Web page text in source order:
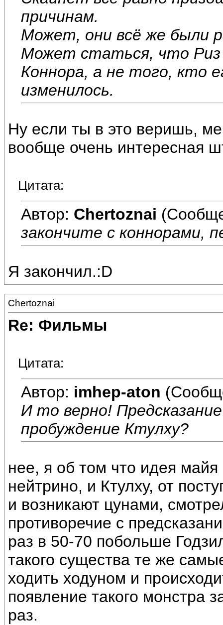
причинам.
Может, они всё же были
Может статься, что Риз
Коннора, а не того, кто
изменилось.
Ну если ты в это веришь,
вообще очень интересная
Цитата:
Автор: Chertoznai
закончите с коннорами,
Я закончил.:D
Chertoznai
Re: Фильмы
Цитата:
Автор: imhep-aton
И то верно!
пробуждение Ктулху?
нее, я об том что идея майя
нейтрино, и Ктулху, от
и возникают цунами,
противоречие с
раз в 50-70 побольше
такого существа те же
ходить ходуном и
появление такого монстра
раз.